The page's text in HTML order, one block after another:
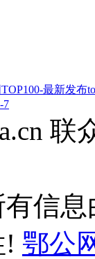
最新发布
7
信
鄂公